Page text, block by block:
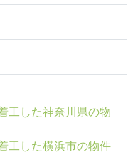
工した神奈川県の物
工した横浜市の物件